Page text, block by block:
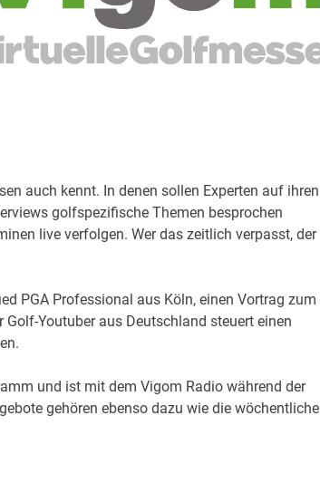
auch kennt. In denen sollen Experten auf ihren
golfspezifische Themen besprochen
live verfolgen. Wer das zeitlich verpasst, der
PGA Professional aus Köln, einen Vortrag zum
Youtuber aus Deutschland steuert einen
und ist mit dem Vigom Radio während der
gehören ebenso dazu wie die wöchentliche